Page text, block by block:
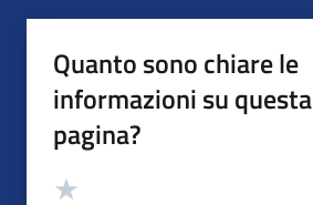
Quanto sono chiare le
informazioni su questa
pagina?
Valutazione